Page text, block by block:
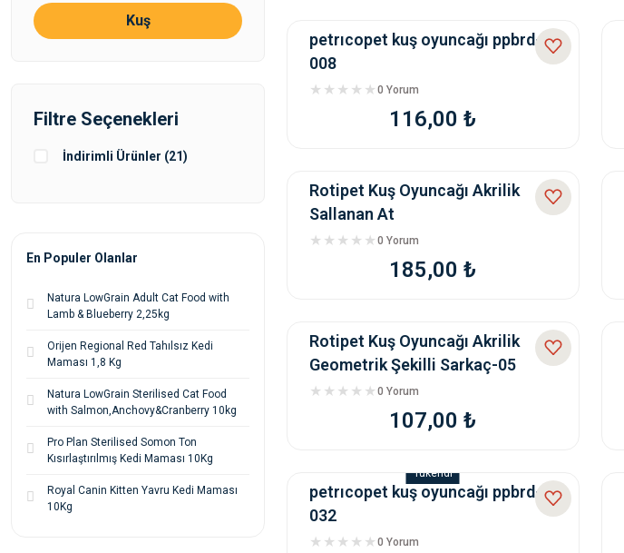
Kuş
Filtre Seçenekleri
İndirimli Ürünler (21)
En Populer Olanlar
Natura LowGrain Adult Cat Food with
Lamb & Blueberry 2,25kg
Orijen Regional Red Tahılsız Kedi
Maması 1,8 Kg
Natura LowGrain Sterilised Cat Food
with Salmon,Anchovy&Cranberry 10kg
Pro Plan Sterilised Somon Ton
Kısırlaştırılmış Kedi Maması 10Kg
Royal Canin Kitten Yavru Kedi Maması
10Kg
petrıcopet kuş oyuncağı ppbrd-
008
0 Yorum
116,00 ₺
Rotipet Kuş Oyuncağı Akrilik
Sallanan At
0 Yorum
185,00 ₺
Rotipet Kuş Oyuncağı Akrilik
Geometrik Şekilli Sarkaç-05
0 Yorum
107,00 ₺
Tükendi
petrıcopet kuş oyuncağı ppbrd-
032
0 Yorum